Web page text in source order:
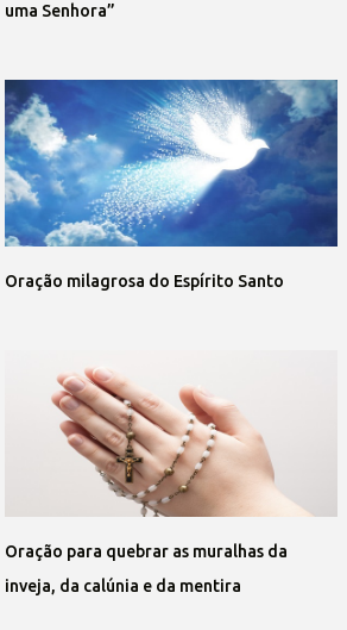
uma Senhora”
Oração milagrosa do Espírito Santo
Oração para quebrar as muralhas da
inveja, da calúnia e da mentira